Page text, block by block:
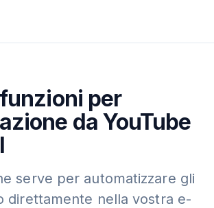
per
da YouTube
serve per automatizzare gli
direttamente nella vostra e-